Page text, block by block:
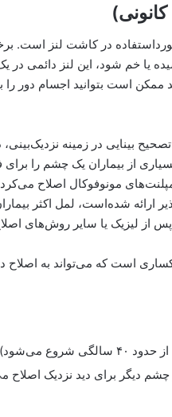
در کاشت لنز
یا خم شود‌، این لنز دائمی در
ممکن است بتوانید اجسام دور را
بینایی در زمینه
بسیاری از بیماران یک چشم را
مونوفوکال اصلاح
ارائه شده‌است، لمل اکثر
از لیزیک یا سایر روش‌های
است که می‌تواند به اصلاح
می‌شود)
دیگر برای دید نزدیک اصلاح